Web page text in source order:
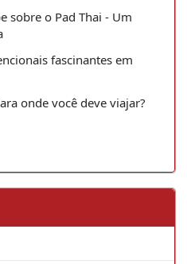
sobre o Pad Thai - Um
fascinantes em
onde você deve viajar?